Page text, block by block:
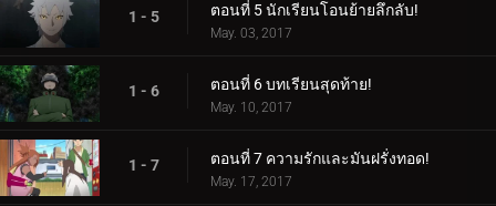
1 - 5 ตอนที่ 5 นักเรียนโอนย้ายลึกลับ!
May. 03, 2017
1 - 6 ตอนที่ 6 บทเรียนสุดท้าย!
May. 10, 2017
1 - 7 ตอนที่ 7 ความรักและมันฝรั่งทอด!
May. 17, 2017